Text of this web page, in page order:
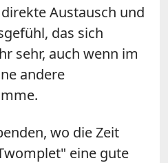
Austausch und
das sich
sehr, auch wenn im
andere
wo die Zeit
eine gute